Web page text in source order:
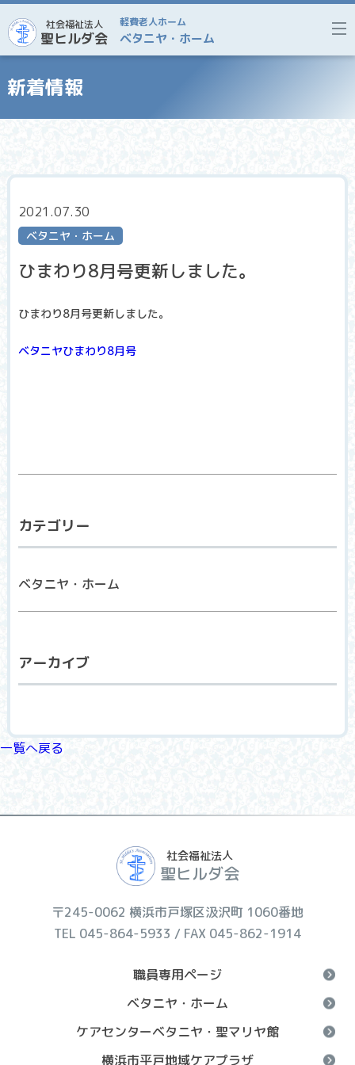
社会福祉法人
聖ヒルダ会
軽費老人ホーム
ベタニヤ・ホーム
新着情報
2021.07.30
ベタニヤ・ホーム
ひまわり8月号更新しました。
ひまわり8月号更新しました。
ベタニヤひまわり8月号
カテゴリー
ベタニヤ・ホーム
アーカイブ
一覧へ戻る
社会福祉法人
聖ヒルダ会
〒245-0062 横浜市戸塚区汲沢町 1060番地
TEL 045-864-5933 / FAX 045-862-1914
職員専用ページ
ベタニヤ・ホーム
ケアセンターベタニヤ・聖マリヤ館
横浜市平戸地域ケアプラザ